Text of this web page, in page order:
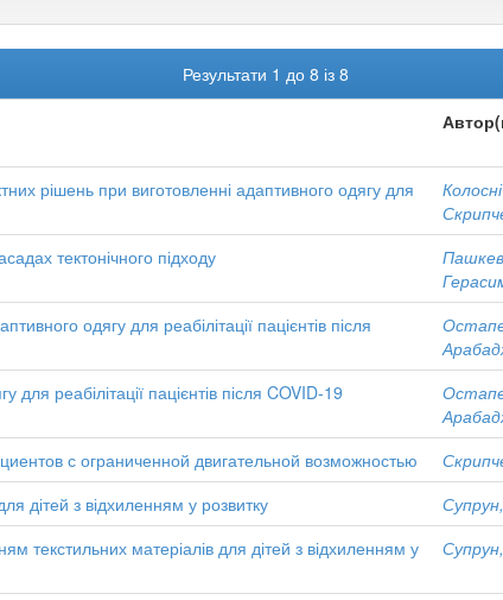
Результати 1 до 8 із 8
рішень при виготовленні адаптивного одягу для
тектонічного підходу
одягу для реабілітації пацієнтів після
реабілітації пацієнтів після COVID-19
с ограниченной двигательной возможностью
дітей з відхиленням у розвитку
текстильних матеріалів для дітей з відхиленням у